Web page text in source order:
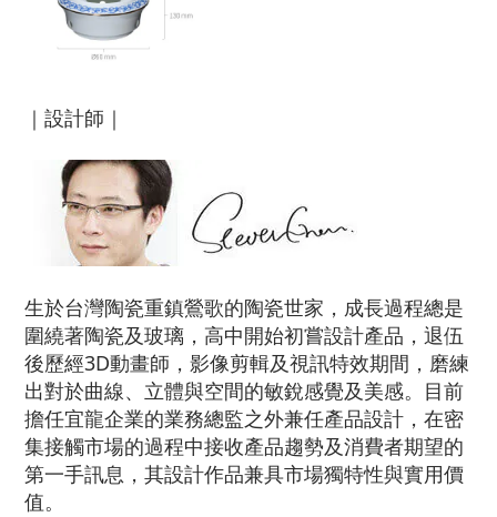
｜設計師｜
生於台灣陶瓷重鎮鶯歌的陶瓷世家，成長過程總是
圍繞著陶瓷及玻璃，高中開始初嘗設計產品，退伍
後歷經3D動畫師，影像剪輯及視訊特效期間，磨練
出對於曲線、立體與空間的敏銳感覺及美感。目前
擔任宜龍企業的業務總監之外兼任產品設計，在密
集接觸市場的過程中接收產品趨勢及消費者期望的
第一手訊息，其設計作品兼具市場獨特性與實用價
值。